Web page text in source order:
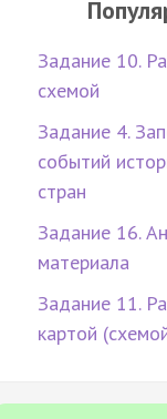
Задание 10.
схемой
Задание 4.
событий
стран
Задание 16.
материала
Задание 11.
картой